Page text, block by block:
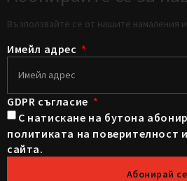
Възползвайте се от нашите намаления
Имейл адрес
GDPR съгласие
С натискане на бутона
политиката на поверителност
сайта.
Абонирай се